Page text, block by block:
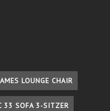
LOUNGE CHAIR
33 SOFA 3-SITZER